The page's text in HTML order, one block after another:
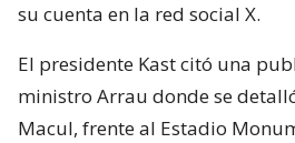
su cuenta en la red social X.
El presidente Kast citó una
ministro Arrau donde se
Macul, frente al Estadio